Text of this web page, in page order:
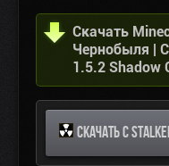
Скачать
Чернобыля |
1.5.2 Shadow
СКАЧАТЬ С